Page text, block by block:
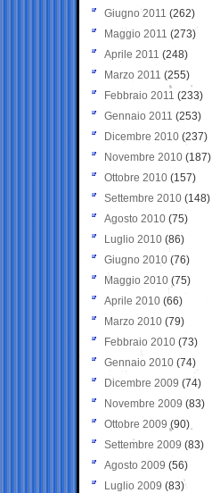
Giugno 2011 (262)
Maggio 2011 (273)
Aprile 2011 (248)
Marzo 2011 (255)
Febbraio 2011 (233)
Gennaio 2011 (253)
Dicembre 2010 (237)
Novembre 2010 (187)
Ottobre 2010 (157)
Settembre 2010 (148)
Agosto 2010 (75)
Luglio 2010 (86)
Giugno 2010 (76)
Maggio 2010 (75)
Aprile 2010 (66)
Marzo 2010 (79)
Febbraio 2010 (73)
Gennaio 2010 (74)
Dicembre 2009 (74)
Novembre 2009 (83)
Ottobre 2009 (90)
Settembre 2009 (83)
Agosto 2009 (56)
Luglio 2009 (83)